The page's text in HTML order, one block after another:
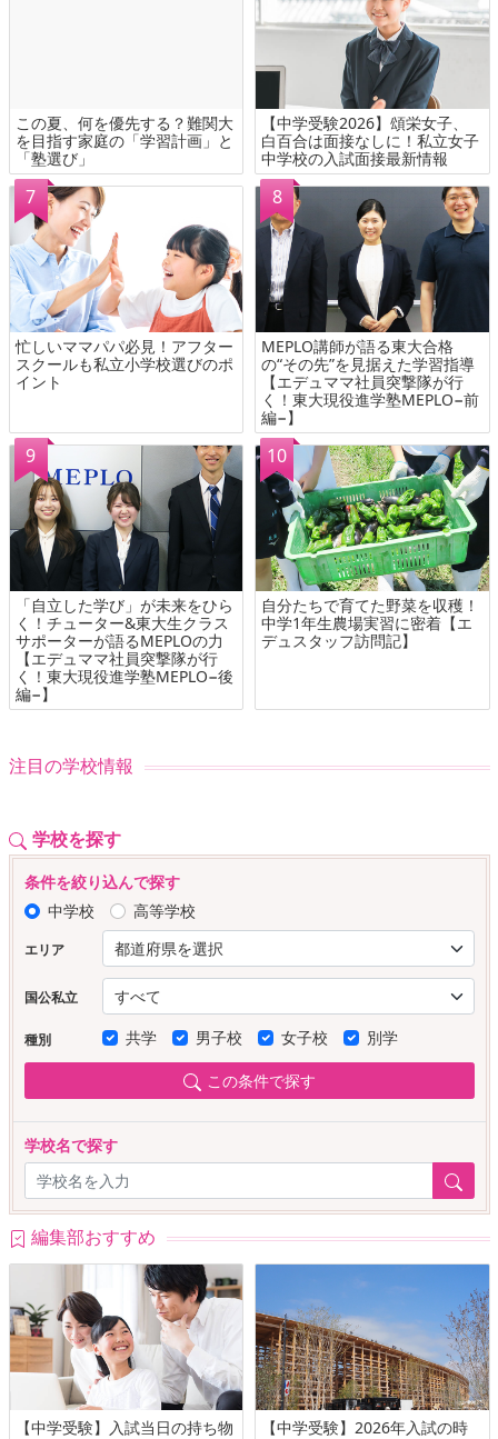
この夏、何を優先する？難関大
を目指す家庭の「学習計画」と
「塾選び」
【中学受験2026】頌栄女子、
白百合は面接なしに！私立女子
中学校の入試面接最新情報
忙しいママパパ必見！アフター
スクールも私立小学校選びのポ
イント
MEPLO講師が語る東大合格
の“その先”を見据えた学習指導
【エデュママ社員突撃隊が行
く！東大現役進学塾MEPLO−前
編−】
「自立した学び」が未来をひら
く！チューター&東大生クラス
サポーターが語るMEPLOの力
【エデュママ社員突撃隊が行
く！東大現役進学塾MEPLO−後
編−】
自分たちで育てた野菜を収穫！
中学1年生農場実習に密着【エ
デュスタッフ訪問記】
注目の学校情報
学校を探す
条件を絞り込んで探す
中学校
高等学校
エリア
国公私立
種別 共学 男子校 女子校 別学
この条件で探す
学校名で探す
編集部おすすめ
【中学受験】入試当日の持ち物
【中学受験】2026年入試の時